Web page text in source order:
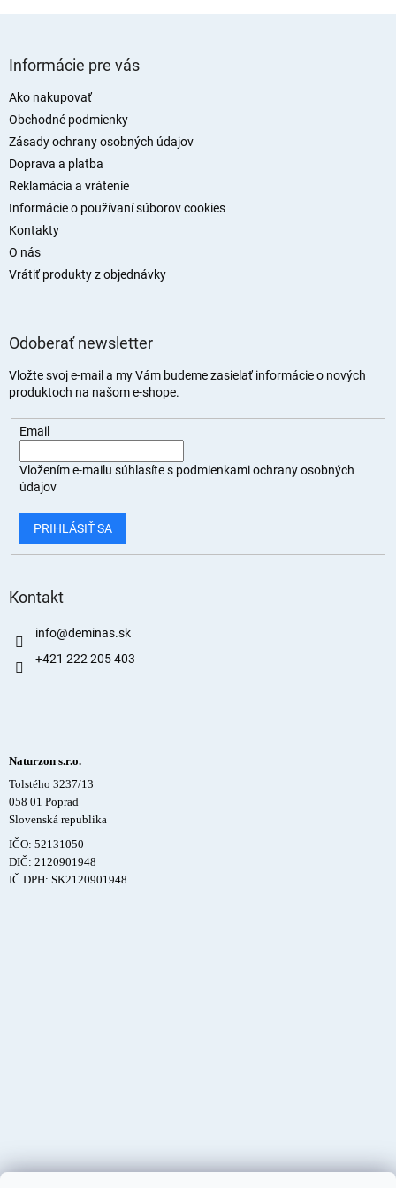
Informácie pre vás
Ako nakupovať
Obchodné podmienky
Zásady ochrany osobných údajov
Doprava a platba
Reklamácia a vrátenie
Informácie o používaní súborov cookies
Kontakty
O nás
Vrátiť produkty z objednávky
Odoberať newsletter
Vložte svoj e-mail a my Vám budeme zasielať informácie o nových
produktoch na našom e-shope.
Email
Vložením e-mailu súhlasíte s podmienkami ochrany osobných
údajov
PRIHLÁSIŤ SA
Kontakt
info@deminas.sk
+421 222 205 403
Naturzon s.r.o.
Tolstého 3237/13
058 01 Poprad
Slovenská republika
IČO: 52131050
DIČ: 2120901948
IČ DPH: SK2120901948